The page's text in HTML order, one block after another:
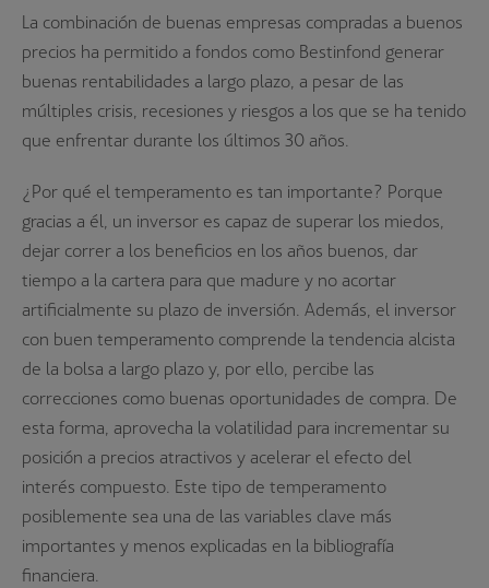
La combinación de buenas empresas compradas a buenos
precios ha permitido a fondos como Bestinfond generar
buenas rentabilidades a largo plazo, a pesar de las
múltiples crisis, recesiones y riesgos a los que se ha tenido
que enfrentar durante los últimos 30 años.
¿Por qué el temperamento es tan importante? Porque
gracias a él, un inversor es capaz de superar los miedos,
dejar correr a los beneficios en los años buenos, dar
tiempo a la cartera para que madure y no acortar
artificialmente su plazo de inversión. Además, el inversor
con buen temperamento comprende la tendencia alcista
de la bolsa a largo plazo y, por ello, percibe las
correcciones como buenas oportunidades de compra. De
esta forma, aprovecha la volatilidad para incrementar su
posición a precios atractivos y acelerar el efecto del
interés compuesto. Este tipo de temperamento
posiblemente sea una de las variables clave más
importantes y menos explicadas en la bibliografía
financiera.